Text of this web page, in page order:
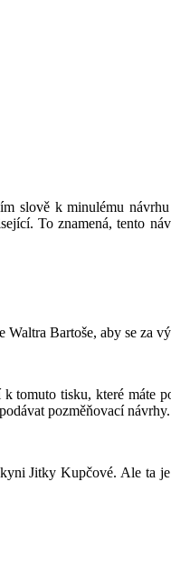
slově k minulému
To znamená, tento
Waltra Bartoše, aby se za
tomuto tisku, které máte
pozměňovací
Jitky Kupčové. Ale ta